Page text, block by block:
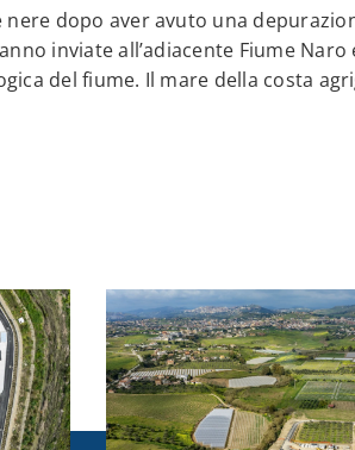
dopo aver avuto una
inviate all’adiacente Fiume
del fiume. Il mare della costa